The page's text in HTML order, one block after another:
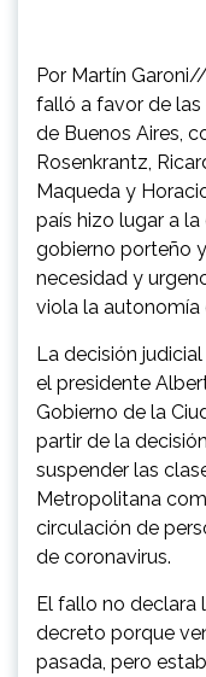
Por Martín
falló a favor de las
de Buenos Aires,
Rosenkrantz,
Maqueda y
país hizo lugar a
gobierno porteño
necesidad y
viola la autonomía
La decisión
el presidente
Gobierno de la
partir de la
suspender las
Metropolitana
circulación de
de coronavirus.
El fallo no declara
decreto porque
pasada, pero